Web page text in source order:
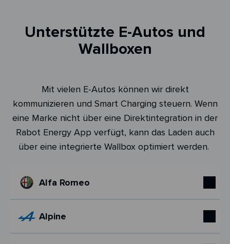
Unterstützte E-Autos und
Wallboxen
Mit vielen E-Autos können wir direkt
kommunizieren und Smart Charging steuern. Wenn
eine Marke nicht über eine Direktintegration in der
Rabot Energy App verfügt, kann das Laden auch
über eine integrierte Wallbox optimiert werden.
Alfa Romeo
Alpine